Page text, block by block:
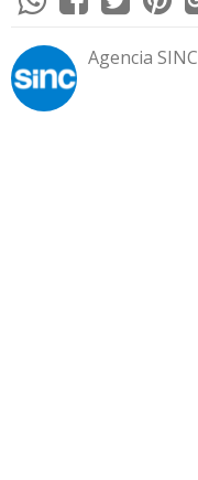
Agencia SINC